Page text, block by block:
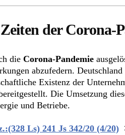
der Corona-
die Corona-Pandemie
abzufedern.
Existenz der
Die Umsetzung
und Betriebe.
Ls) 241 Js 342/20 (4/20)